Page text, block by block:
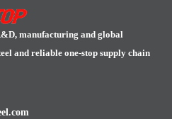
manufacturing and global
and reliable one-stop supply chain